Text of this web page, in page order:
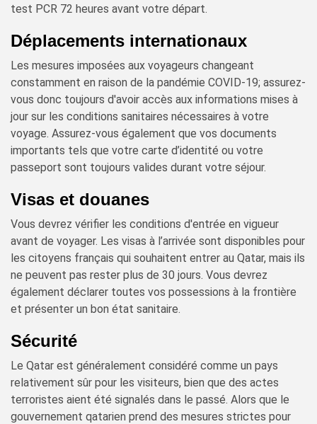
test PCR 72 heures avant votre départ.
Déplacements internationaux
Les mesures imposées aux voyageurs changeant
constamment en raison de la pandémie COVID-19; assurez-
vous donc toujours d'avoir accès aux informations mises à
jour sur les conditions sanitaires nécessaires à votre
voyage. Assurez-vous également que vos documents
importants tels que votre carte d’identité ou votre
passeport sont toujours valides durant votre séjour.
Visas et douanes
Vous devrez vérifier les conditions d'entrée en vigueur
avant de voyager. Les visas à l’arrivée sont disponibles pour
les citoyens français qui souhaitent entrer au Qatar, mais ils
ne peuvent pas rester plus de 30 jours. Vous devrez
également déclarer toutes vos possessions à la frontière
et présenter un bon état sanitaire.
Sécurité
Le Qatar est généralement considéré comme un pays
relativement sûr pour les visiteurs, bien que des actes
terroristes aient été signalés dans le passé. Alors que le
gouvernement qatarien prend des mesures strictes pour